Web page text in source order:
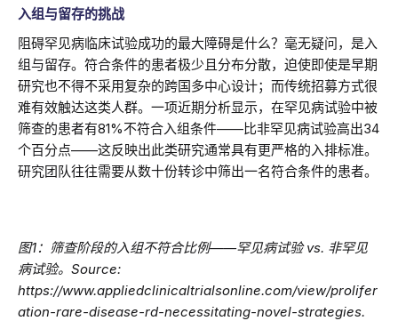
入组与留存的挑战
阻碍罕见病临床试验成功的最大障碍是什么？毫无疑问，是入
组与留存。符合条件的患者极少且分布分散，迫使即使是早期
研究也不得不采用复杂的跨国多中心设计；而传统招募方式很
难有效触达这类人群。一项近期分析显示，在罕见病试验中被
筛查的患者有81%不符合入组条件——比非罕见病试验高出34
个百分点——这反映出此类研究通常具有更严格的入排标准。
研究团队往往需要从数十份转诊中筛出一名符合条件的患者。
图1：筛查阶段的入组不符合比例——罕见病试验 vs. 非罕见
病试验。Source:
https://www.appliedclinicaltrialsonline.com/view/prolifer
ation-rare-disease-rd-necessitating-novel-strategies.